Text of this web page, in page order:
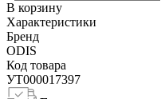
В корзину
Характеристики
Бренд
ODIS
Код товара
УТ000017397